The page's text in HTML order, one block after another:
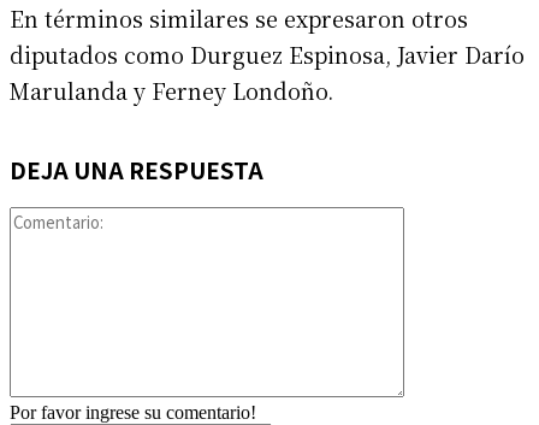
En términos similares se expresaron otros
diputados como Durguez Espinosa, Javier Darío
Marulanda y Ferney Londoño.
DEJA UNA RESPUESTA
Por favor ingrese su comentario!